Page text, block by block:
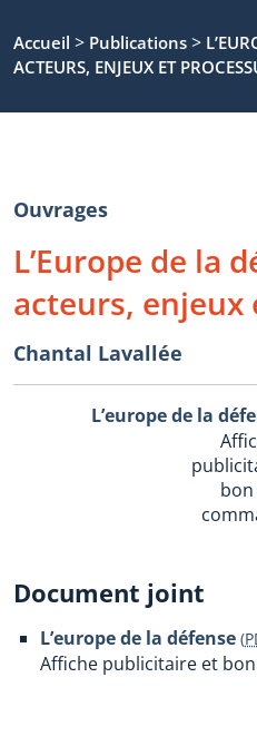
Accueil > Publications >
ACTEURS, ENJEUX ET
Ouvrages
L’Europe de la
acteurs, enjeux
Chantal Lavallée
L’europe de la
Document joint
L’europe de la défense (
Affiche publicitaire et